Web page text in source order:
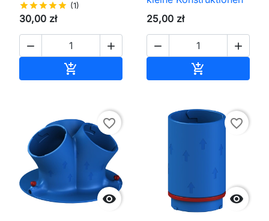
starstarstarstarstar (1)
30,00 zł
 

25,00 zł
 


favorite_border

favorite_border